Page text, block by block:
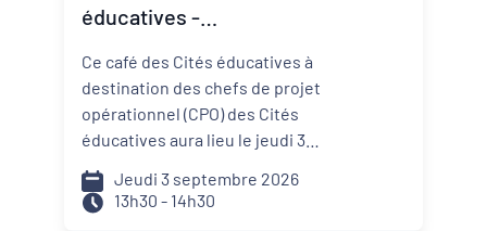
éducatives -
prévention et la promotion
de la santé mentale
Ce café des Cités éducatives à
destination des chefs de projet
opérationnel (CPO) des Cités
éducatives aura lieu le jeudi 3
portera sur le développement
d'actions de prévention et de
Jeudi 3 septembre 2026
13h30 - 14h30